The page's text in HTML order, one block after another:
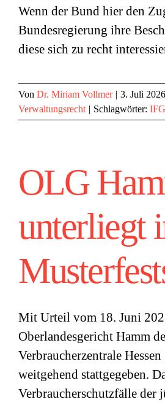
Wenn der Bund hier den
Bundesregierung ihre
diese sich zu recht
Von Dr. Miriam Vollmer | 3. Juli 2026
Verwaltungsrecht | Schlagwörter: IFG
OLG
unterliegt
Mit Urteil vom 18. Juni
Oberlandesgericht Hamm
Verbraucherzentrale
weitgehend stattgegeben.
Verbraucherschutzfälle der